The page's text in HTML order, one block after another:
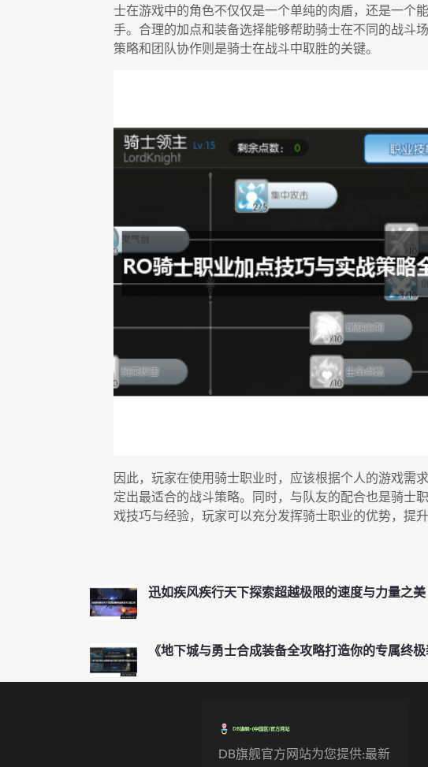
士在游戏中的角色不仅仅是一个单纯的肉盾，还是一个
手。合理的加点和装备选择能够帮助骑士在不同的战斗
策略和团队协作则是骑士在战斗中取胜的关键。
因此，玩家在使用骑士职业时，应该根据个人的游戏需
定出最适合的战斗策略。同时，与队友的配合也是骑士
戏技巧与经验，玩家可以充分发挥骑士职业的优势，提升
迅如疾风疾行天下探索超越极限的速度与力量之美
《地下城与勇士合成装备全攻略打造你的专属终极
DB旗舰官方网站为您提供:最新